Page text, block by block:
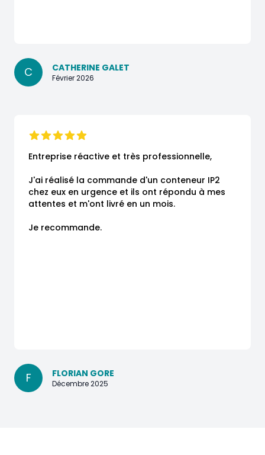
C CATHERINE GALET
Février 2026
Entreprise réactive et très professionnelle,
J'ai réalisé la commande d'un conteneur IP2
chez eux en urgence et ils ont répondu à mes
attentes et m'ont livré en un mois.
Je recommande.
F FLORIAN GORE
Décembre 2025